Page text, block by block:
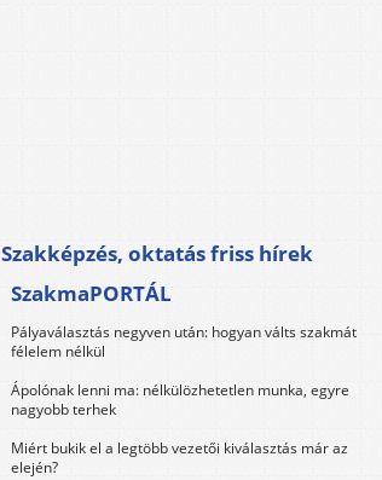
Szakképzés, oktatás friss hírek
SzakmaPORTÁL
Pályaválasztás negyven után: hogyan válts szakmát
félelem nélkül
Ápolónak lenni ma: nélkülözhetetlen munka, egyre
nagyobb terhek
Miért bukik el a legtöbb vezetői kiválasztás már az
elején?